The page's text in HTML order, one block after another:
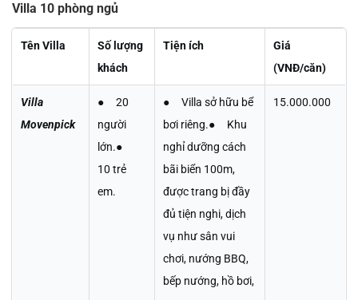
Villa 10 phòng ngủ
Tên Villa
Số lượng
khách
Tiện ích
Giá
(VNĐ/căn)
Villa
Movenpick
● 20
người
lớn.●
10 trẻ
em.
● Villa sở hữu bể
bơi riêng.● Khu
nghỉ dưỡng cách
bãi biển 100m,
được trang bị đầy
đủ tiện nghi, dịch
vụ như sân vui
chơi, nướng BBQ,
bếp nướng, hồ bơi,
15.000.000